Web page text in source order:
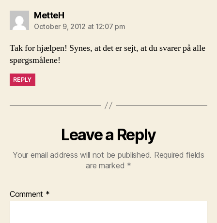
MetteHsays:
October 9, 2012 at 12:07 pm
Tak for hjælpen! Synes, at det er sejt, at du svarer på alle
spørgsmålene!
REPLY
Leave a Reply
Your email address will not be published. Required fields
are marked *
Comment *